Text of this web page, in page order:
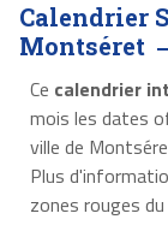
Calendrier
Montséret
Ce calendrier
mois les dates
ville de
Plus
zones rouges du